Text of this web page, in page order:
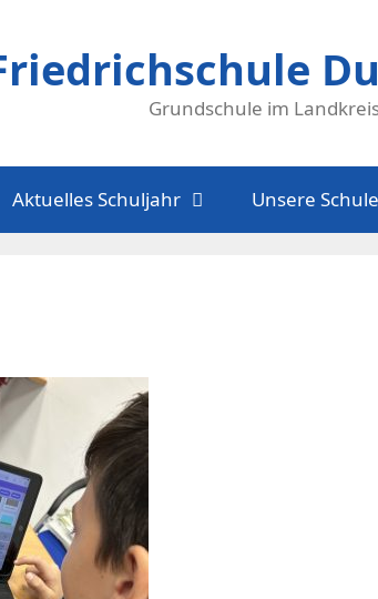
Grundschule im
Aktuelles Schuljahr Unsere Schule